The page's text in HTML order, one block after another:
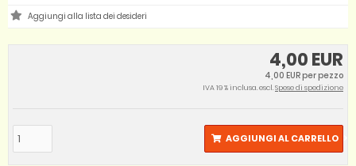
4,00 EUR
4,00 EUR per pezzo
IVA 19 % inclusa. escl.Spese di spedizione
AGGIUNGI AL CARRELLO